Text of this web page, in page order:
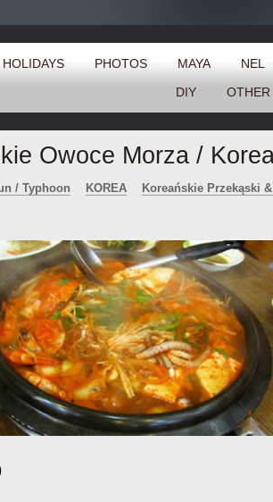
HOLIDAYS PHOTOS MAYA
NEL
DIY
OTHER
Owoce Morza /
/ Typhoon KOREA Koreańskie Przekąski